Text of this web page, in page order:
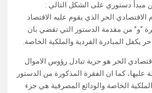
مبدأ دستوري على الشكل التالي :
الاقتصادي الحر الذي يقوم عليه الاقتصاد
“و” من مقدمة الدستور التي تقضي بان
يكفل المبادرة الفردية والملكية الخاصة.
الحر هو حرية تبادل رؤوس الاموال
عليها، كما ان الفقرة المذكورة من الدستور
الخاصة والودائع المصرفية هي جزء